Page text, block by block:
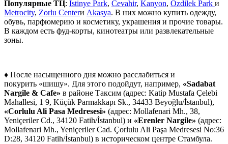
Популярные ТЦ: İstinye Park, Cevahir, Kanyon, Özdilek Park и
Metrocity, Zorlu Centerи Akasya. В них можно купить одежду,
обувь, парфюмерию и косметику, украшения и прочие товары.
В каждом есть фуд-корты, кинотеатры или развлекательные
зоны.
♦ После насыщенного дня можно расслабиться и
покурить «шишу». Для этого подойдут, например, «Sadabat
Nargile & Cafe» в районе Таксим (адрес: Katip Mustafa Çelebi
Mahallesi, 1 9, Küçük Parmakkapı Sk., 34433 Beyoğlu/İstanbul),
«Corlulu Ali Pasa Medresesi» (адрес: Mollafenari Mh., 38,
Yeniçeriler Cd., 34120 Fatih/İstanbul) и «Erenler Nargile» (адрес:
Mollafenari Mh., Yeniçeriler Cad. Çorlulu Ali Paşa Medresesi No:36
D:28, 34120 Fatih/İstanbul) в историческом центре Стамбула.